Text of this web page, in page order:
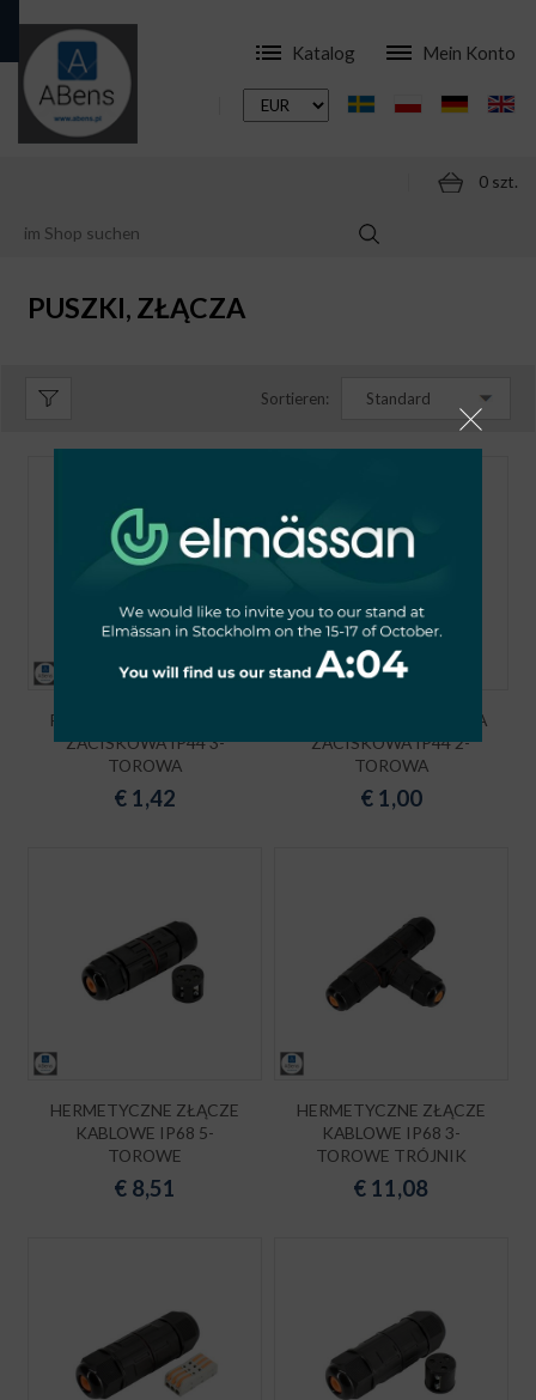
Katalog Mein Konto
0 szt.
ONLINESHOP PUSZKI, ZŁĄCZA
PUSZKI, ZŁĄCZA
Sortieren: Standard
PRZELOTOWA ZŁĄCZKA
ZACISKOWA IP44 3-
TOROWA
€ 1,42
PRZELOTOWA ZŁĄCZKA
ZACISKOWA IP44 2-
TOROWA
€ 1,00
HERMETYCZNE ZŁĄCZE
KABLOWE IP68 5-
TOROWE
€ 8,51
HERMETYCZNE ZŁĄCZE
KABLOWE IP68 3-
TOROWE TRÓJNIK
€ 11,08